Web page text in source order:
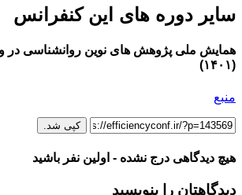
سایر دوره های این کنفرانس
همایش ملی پژوهش های نوین روانشناسی
(۱۴۰۱)
منبع
کپی شد.
هیچ دیدگاهی درج نشده - اولین نفر باشید
دیدگاهتان را بنویسید